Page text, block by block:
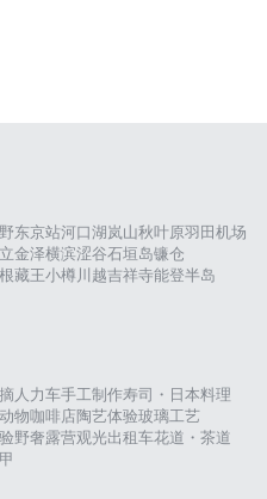
东京站河口湖岚山秋叶原羽田机场
金泽横滨涩谷石垣岛镰仓
藏王小樽川越吉祥寺能登半岛
人力车手工制作寿司・日本料理
动物咖啡店陶艺体验玻璃工艺
野奢露营观光出租车花道・茶道